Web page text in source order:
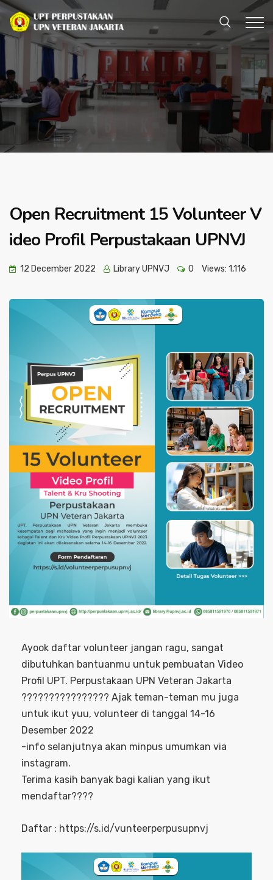
Open Recruitment 15 Volunteer V
ideo Profil Perpustakaan UPNVJ
12 December 2022 Library UPNVJ 0 Views: 1,116
Ayook daftar volunteer jangan ragu, sangat
dibutuhkan bantuanmu untuk pembuatan Video
Profil UPT. Perpustakaan UPN Veteran Jakarta
???????????????? Ajak teman-teman mu juga
untuk ikut yuu, volunteer di tanggal 14-16
Desember 2022
-info selanjutnya akan minpus umumkan via
instagram.
Terima kasih banyak bagi kalian yang ikut
mendaftar????
Daftar : https://s.id/vunteerperpusupnvj